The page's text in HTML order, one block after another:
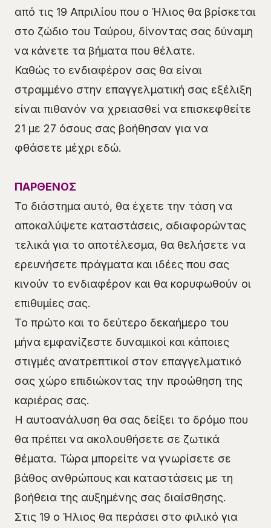
από τις 19 Απριλίου που ο Ήλιος θα βρίσκεται
στο ζώδιο του Ταύρου, δίνοντας σας δύναμη
να κάνετε τα βήματα που θέλατε.
Καθώς το ενδιαφέρον σας θα είναι
στραμμένο στην επαγγελματική σας εξέλιξη
είναι πιθανόν να χρειασθεί να επισκεφθείτε
21 με 27 όσους σας βοήθησαν για να
φθάσετε μέχρι εδώ.
ΠΑΡΘΕΝΟΣ
Το διάστημα αυτό, θα έχετε την τάση να
αποκαλύψετε καταστάσεις, αδιαφορώντας
τελικά για το αποτέλεσμα, θα θελήσετε να
ερευνήσετε πράγματα και ιδέες που σας
κινούν το ενδιαφέρον και θα κορυφωθούν οι
επιθυμίες σας.
Το πρώτο και το δεύτερο δεκαήμερο του
μήνα εμφανίζεστε δυναμικοί και κάποιες
στιγμές ανατρεπτικοί στον επαγγελματικό
σας χώρο επιδιώκοντας την προώθηση της
καριέρας σας.
Η αυτοανάλυση θα σας δείξει το δρόμο που
θα πρέπει να ακολουθήσετε σε ζωτικά
θέματα. Τώρα μπορείτε να γνωρίσετε σε
βάθος ανθρώπους και καταστάσεις με τη
βοήθεια της αυξημένης σας διαίσθησης.
Στις 19 ο Ήλιος θα περάσει στο φιλικό για